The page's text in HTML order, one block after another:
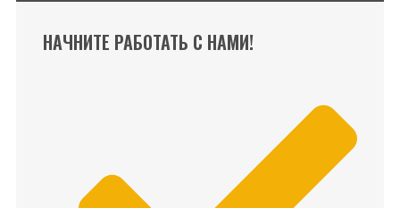
НАЧНИТЕ РАБОТАТЬ С НАМИ!